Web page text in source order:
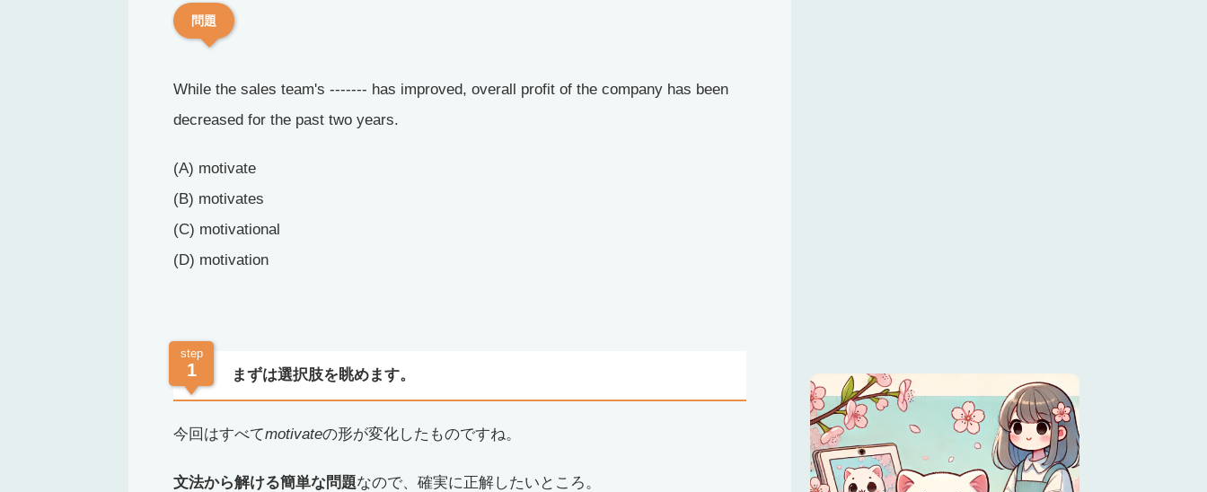
問題
While the sales team's ------- has improved, overall profit of the company has been
decreased for the past two years.
(A) motivate
(B) motivates
(C) motivational
(D) motivation
step
1 まずは選択肢を眺めます。
今回はすべてmotivateの形が変化したものですね。
文法から解ける簡単な問題なので、確実に正解したいところ。